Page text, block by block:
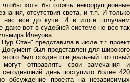
хотя бы отсечь некоррупционные
отсутствия света, и т.п. И только
все до кучи. И в итоге получаем
даже вот в судебной системе не все так
Илеуова.
Отан" представила в июле т.г. проект
Документ был представлен для широкого
был создан специальный почтовый
отправлять свои замечания и
день поступило более 420
обсуждение проекта на независимых